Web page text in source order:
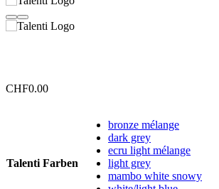
CHF0.00
Talenti Farben
bronze mélange
dark grey
ecru light mélange
light grey
mambo white snowy